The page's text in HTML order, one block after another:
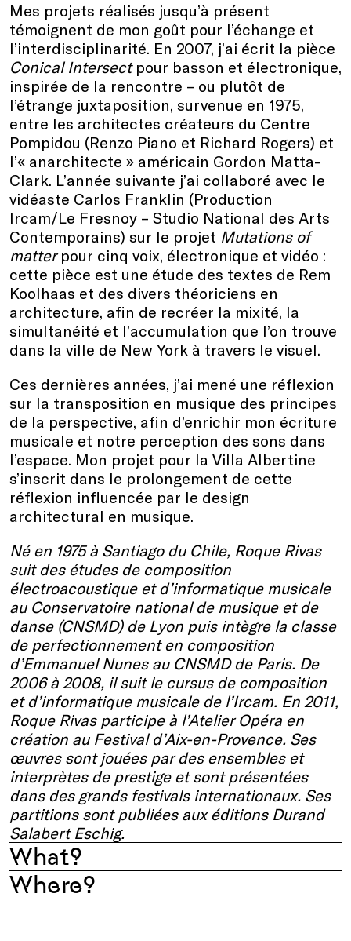
Mes projets réalisés jusqu’à présent
témoignent de mon goût pour l’échange et
l’interdisciplinarité. En 2007, j’ai écrit la pièce
Conical Intersect pour basson et électronique,
inspirée de la rencontre – ou plutôt de
l’étrange juxtaposition, survenue en 1975,
entre les architectes créateurs du Centre
Pompidou (Renzo Piano et Richard Rogers) et
l’« anarchitecte » américain Gordon Matta-
Clark. L’année suivante j’ai collaboré avec le
vidéaste Carlos Franklin (Production
Ircam/Le Fresnoy – Studio National des Arts
Contemporains) sur le projet Mutations of
matterpour cinq voix, électronique et vidéo :
cette pièce est une étude des textes de Rem
Koolhaas et des divers théoriciens en
architecture, afin de recréer la mixité, la
simultanéité et l’accumulation que l’on trouve
dans la ville de New York à travers le visuel.
Ces dernières années, j’ai mené une réflexion
sur la transposition en musique des principes
de la perspective, afin d’enrichir mon écriture
musicale et notre perception des sons dans
l’espace. Mon projet pour la Villa Albertine
s’inscrit dans le prolongement de cette
réflexion influencée par le design
architectural en musique.
Né en 1975 à Santiago du Chile, Roque Rivas
suit des études de composition
électroacoustique et d’informatique musicale
au Conservatoire national de musique et de
danse (CNSMD) de Lyon puis intègre la classe
de perfectionnement en composition
d’Emmanuel Nunes au CNSMD de Paris. De
2006 à 2008, il suit le cursus de composition
et d’informatique musicale de l’Ircam. En 2011,
Roque Rivas participe à l’Atelier Opéra en
création au Festival d’Aix-en-Provence. Ses
œuvres sont jouées par des ensembles et
interprètes de prestige et sont présentées
dans des grands festivals internationaux. Ses
partitions sont publiées aux éditions Durand
Salabert Eschig.
What?
Where?